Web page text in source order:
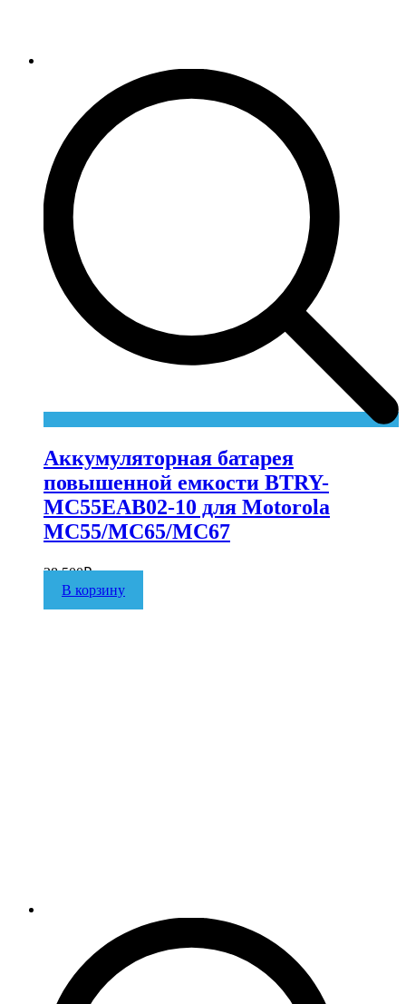
Аккумуляторная батарея
повышенной емкости BTRY-
MC55EAB02-10 для Motorola
MC55/MC65/MC67
28 500₽
В корзину